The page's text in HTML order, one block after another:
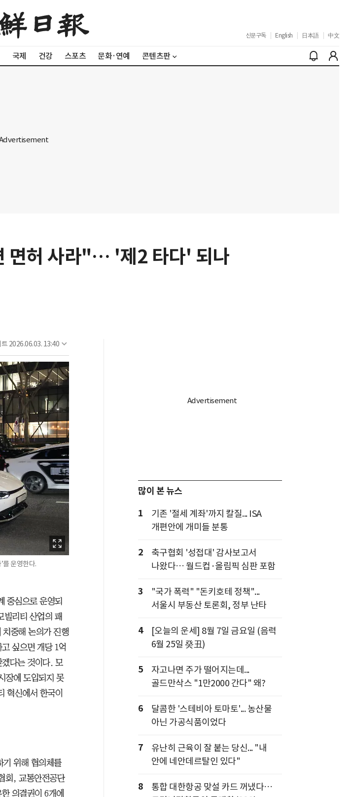
신문구독 English 日本語 中文
국제 건강 스포츠 문화·연예 콘텐츠판
면허 사라"… '제2 타다' 되나
2026.06.03. 13:40
를 운영한다.
중심으로 운영되
빌리티 산업의 패
중해 논의가 진행
싶으면 개당 1억
다는 것이다. 모
장에 도입되지 못
혁신에서 한국이
기 위해 협의체를
회, 교통안전공단
의결권이 6개에
많이 본 뉴스
1
기존 '절세 계좌'까지 칼질... ISA
개편안에 개미들 분통
2
축구협회 '성접대' 감사보고서
나왔다… 월드컵·올림픽 심판 포함
3
"국가 폭력" "돈키호테 정책"...
서울시 부동산 토론회, 정부 난타
4
[오늘의 운세] 8월 7일 금요일 (음력
6월 25일 癸丑)
5
자고나면 주가 떨어지는데...
골드만삭스 "1만2000 간다" 왜?
6
달콤한 '스테비아 토마토'... 농산물
아닌 가공식품이었다
7
유난히 근육이 잘 붙는 당신... "내
안에 네안데르탈인 있다"
8
통합 대한항공 맞설 카드 꺼냈다…